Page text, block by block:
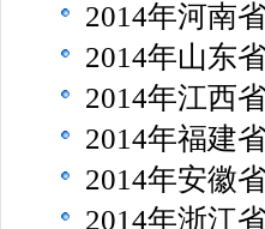
2014年河南
2014年山东
2014年江西
2014年福建
2014年安徽
2014年浙江